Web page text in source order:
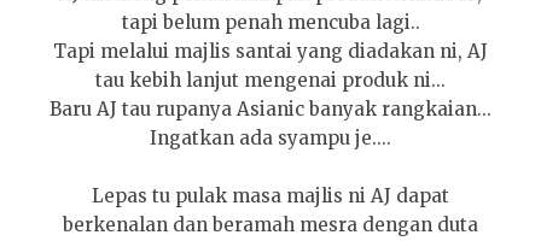
tapi belum penah mencuba lagi..
Tapi melalui majlis santai yang diadakan ni, AJ
tau kebih lanjut mengenai produk ni...
Baru AJ tau rupanya Asianic banyak rangkaian...
Ingatkan ada syampu je....
Lepas tu pulak masa majlis ni AJ dapat
berkenalan dan beramah mesra dengan duta